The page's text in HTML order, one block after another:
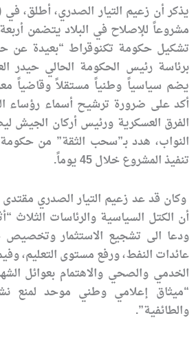
مشروعاً للإصلاح في البلاد يتضمن
تشكيل حكومة تكنوقراط “بعيدة عن
برئاسة رئيس الحكومة الحالي حيدر
يضم سياسياً وطنياً مستقلاً وقاضياً
أكد على ضرورة ترشيح أسماء رؤساء
الفرق العسكرية ورئيس أركان الجيش
النواب، هدد بـ”سحب الثقة” من
تنفيذ المشروع خلال 45 يوماً.
وكان قد عد زعيم التيار الصدري مقتدى
أن الكتل السياسية والرئاسات الثلاث
ودعا الى تشجيع الاستثمار
عائدات النفط، ورفع مستوى التعليم،
الخدمي والصحي والاهتمام بعوائل
“ميثاق إعلامي وطني موحد لمنع نشر
والطائفية”.